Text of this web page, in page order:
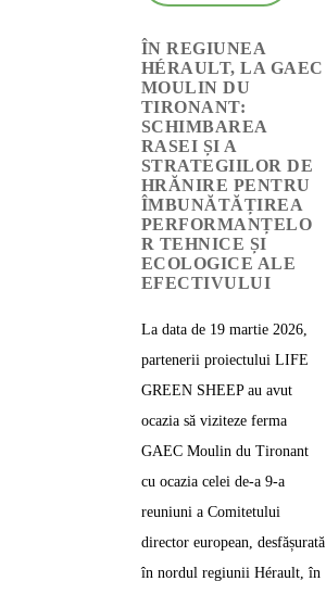
ÎN REGIUNEA
HÉRAULT, LA GAEC
MOULIN DU
TIRONANT:
SCHIMBAREA
RASEI ȘI A
STRATEGIILOR DE
HRĂNIRE PENTRU
ÎMBUNĂTĂȚIREA
PERFORMANȚELO
R TEHNICE ȘI
ECOLOGICE ALE
EFECTIVULUI
La data de 19 martie 2026,
partenerii proiectului LIFE
GREEN SHEEP au avut
ocazia să viziteze ferma
GAEC Moulin du Tironant
cu ocazia celei de-a 9-a
reuniuni a Comitetului
director european, desfășurată
în nordul regiunii Hérault, în